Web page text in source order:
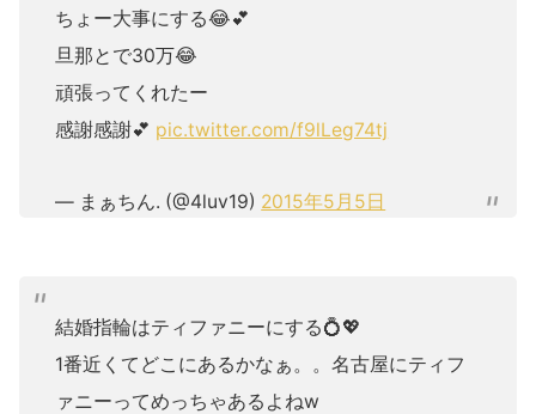
ちょー大事にする😂💕
旦那とで30万😂
頑張ってくれたー
感謝感謝💕 pic.twitter.com/f9lLeg74tj
— まぁちん. (@4luv19) 2015年5月5日
結婚指輪はティファニーにする💍💖
1番近くてどこにあるかなぁ。。名古屋にティフ
ァニーってめっちゃあるよねw